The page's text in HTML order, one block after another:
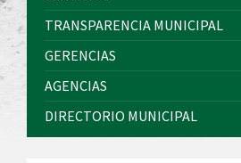
TRANSPARENCIA MUNICIPAL
GERENCIAS
AGENCIAS
DIRECTORIO MUNICIPAL